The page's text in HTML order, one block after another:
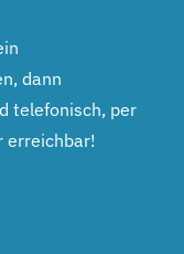
dann
telefonisch, per
erreichbar!